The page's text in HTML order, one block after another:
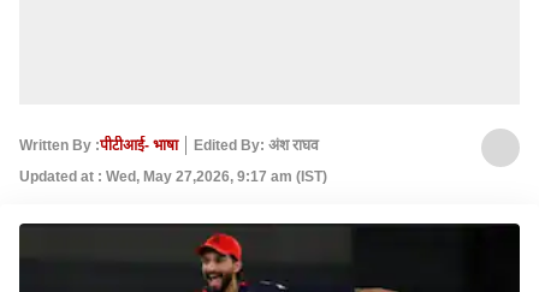
Written By :पीटीआई- भाषा
Edited By: अंश राघव
Updated at : Wed, May 27,2026, 9:17 am (IST)